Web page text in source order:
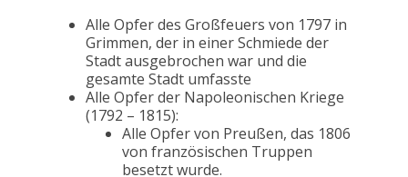
Alle Opfer des Großfeuers von 1797 in
Grimmen, der in einer Schmiede der
Stadt ausgebrochen war und die
gesamte Stadt umfasste
Alle Opfer der Napoleonischen Kriege
(1792 – 1815):
Alle Opfer von Preußen, das 1806
von französischen Truppen
besetzt wurde.